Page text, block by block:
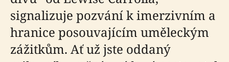
signalizuje pozvání k imerzivním a
hranice posouvajícím uměleckým
zážitkům. Ať už jste oddaný